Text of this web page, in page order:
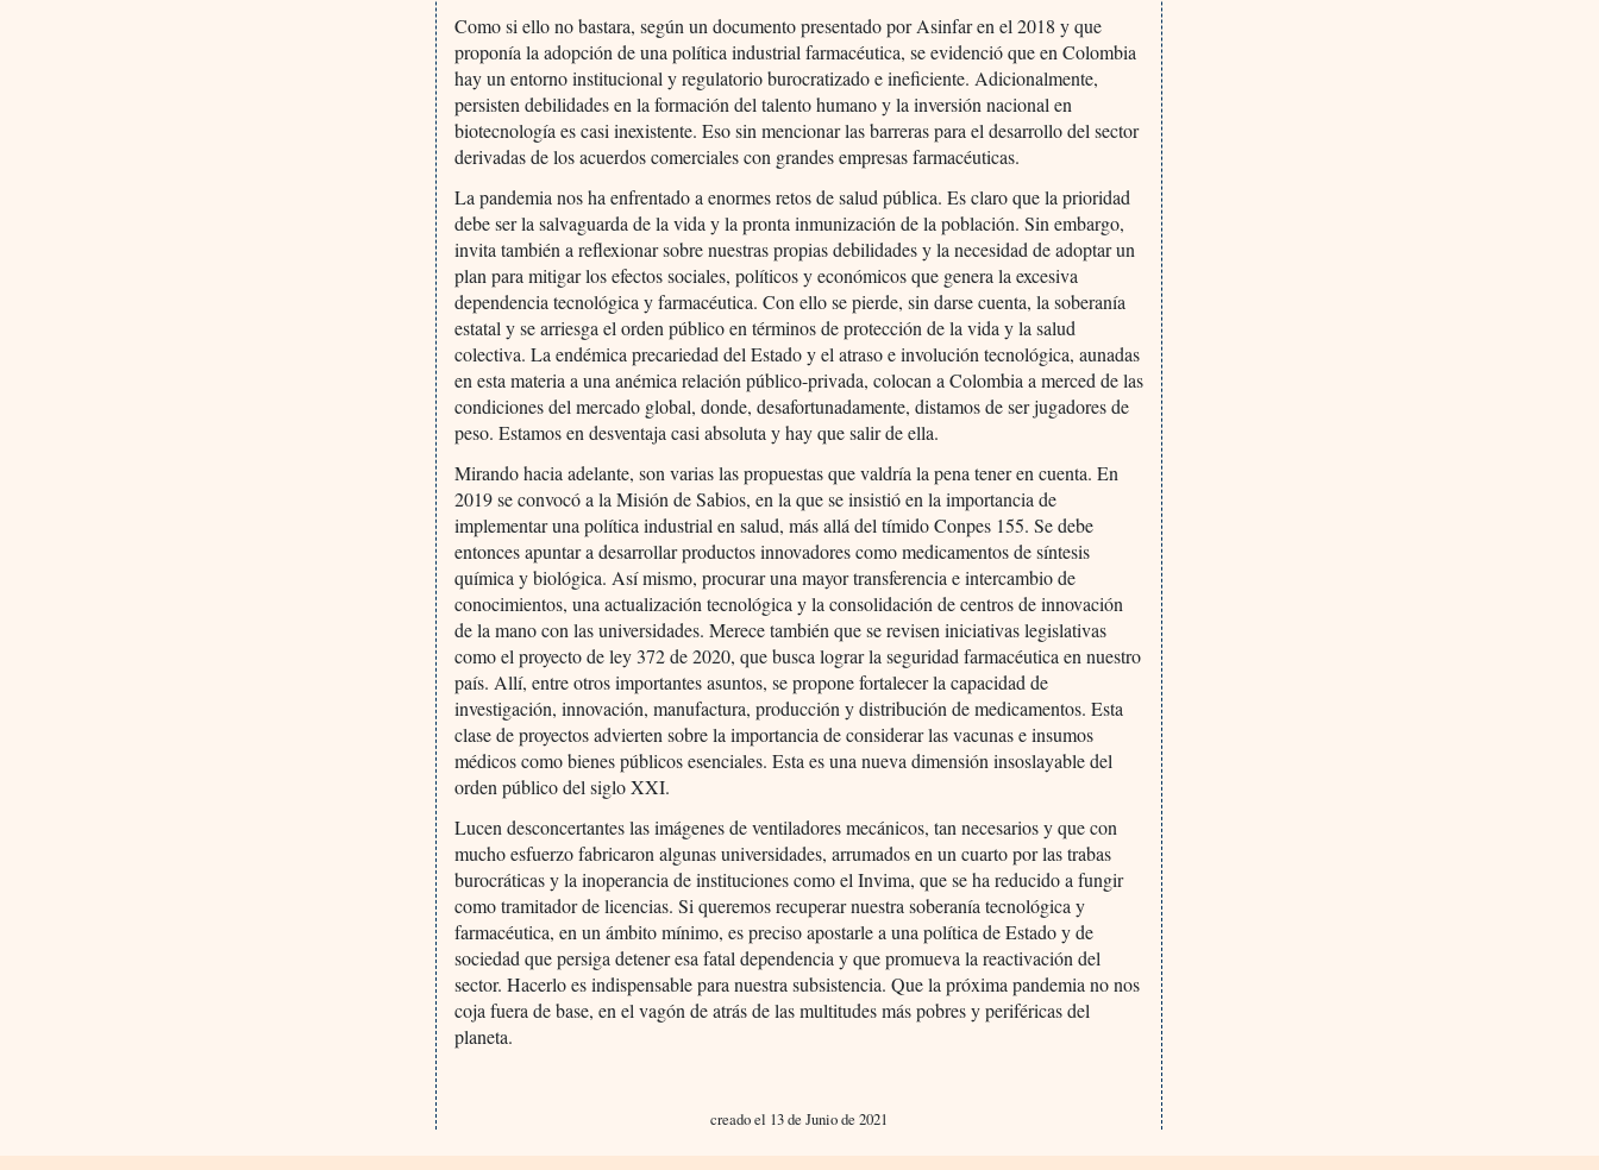
Como si ello no bastara, según un documento presentado por Asinfar en el 2018 y que
proponía la adopción de una política industrial farmacéutica, se evidenció que en Colombia
hay un entorno institucional y regulatorio burocratizado e ineficiente. Adicionalmente,
persisten debilidades en la formación del talento humano y la inversión nacional en
biotecnología es casi inexistente. Eso sin mencionar las barreras para el desarrollo del sector
derivadas de los acuerdos comerciales con grandes empresas farmacéuticas.
La pandemia nos ha enfrentado a enormes retos de salud pública. Es claro que la prioridad
debe ser la salvaguarda de la vida y la pronta inmunización de la población. Sin embargo,
invita también a reflexionar sobre nuestras propias debilidades y la necesidad de adoptar un
plan para mitigar los efectos sociales, políticos y económicos que genera la excesiva
dependencia tecnológica y farmacéutica. Con ello se pierde, sin darse cuenta, la soberanía
estatal y se arriesga el orden público en términos de protección de la vida y la salud
colectiva. La endémica precariedad del Estado y el atraso e involución tecnológica, aunadas
en esta materia a una anémica relación público-privada, colocan a Colombia a merced de las
condiciones del mercado global, donde, desafortunadamente, distamos de ser jugadores de
peso. Estamos en desventaja casi absoluta y hay que salir de ella.
Mirando hacia adelante, son varias las propuestas que valdría la pena tener en cuenta. En
2019 se convocó a la Misión de Sabios, en la que se insistió en la importancia de
implementar una política industrial en salud, más allá del tímido Conpes 155. Se debe
entonces apuntar a desarrollar productos innovadores como medicamentos de síntesis
química y biológica. Así mismo, procurar una mayor transferencia e intercambio de
conocimientos, una actualización tecnológica y la consolidación de centros de innovación
de la mano con las universidades. Merece también que se revisen iniciativas legislativas
como el proyecto de ley 372 de 2020, que busca lograr la seguridad farmacéutica en nuestro
país. Allí, entre otros importantes asuntos, se propone fortalecer la capacidad de
investigación, innovación, manufactura, producción y distribución de medicamentos. Esta
clase de proyectos advierten sobre la importancia de considerar las vacunas e insumos
médicos como bienes públicos esenciales. Esta es una nueva dimensión insoslayable del
orden público del siglo XXI.
Lucen desconcertantes las imágenes de ventiladores mecánicos, tan necesarios y que con
mucho esfuerzo fabricaron algunas universidades, arrumados en un cuarto por las trabas
burocráticas y la inoperancia de instituciones como el Invima, que se ha reducido a fungir
como tramitador de licencias. Si queremos recuperar nuestra soberanía tecnológica y
farmacéutica, en un ámbito mínimo, es preciso apostarle a una política de Estado y de
sociedad que persiga detener esa fatal dependencia y que promueva la reactivación del
sector. Hacerlo es indispensable para nuestra subsistencia. Que la próxima pandemia no nos
coja fuera de base, en el vagón de atrás de las multitudes más pobres y periféricas del
planeta.
creado el 13 de Junio de 2021